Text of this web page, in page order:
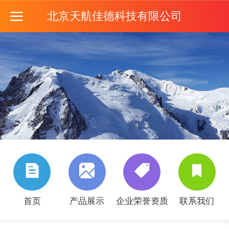
北京天航佳德科技有限公司
首页 产品展示 企业荣誉资质 联系我们